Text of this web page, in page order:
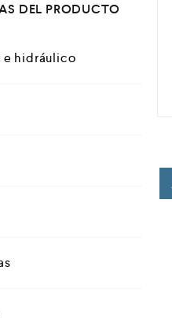
DEL PRODUCTO
hidráulico